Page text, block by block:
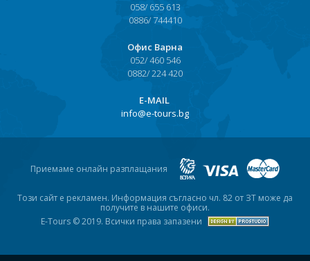
058/ 655 613
0886/ 744410
Офис Варна
052/ 460 546
0882/ 224 420
Е-MAIL
info@e-tours.bg
Приемаме онлайн разплащания
Този сайт е рекламен. Информация съгласно чл. 82 от ЗТ може да
получите в нашите офиси.
E-Tours © 2019. Всички права запазени